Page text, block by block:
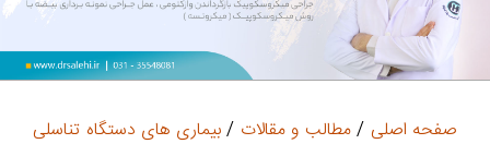
صفحه اصلی /مطالب و مقالات /بیماری های دستگاه تناسلی